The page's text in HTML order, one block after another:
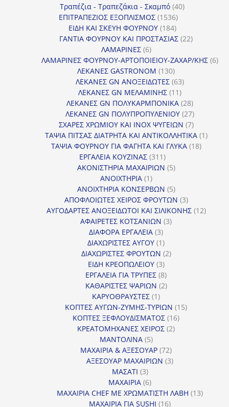
προϊόντα
Τραπέζια - Τραπεζάκια - Σκαμπό 4040
ΕΠΙΤΡΑΠΕΖΙΟΣ ΕΞΟΠΛΙΣΜΟΣ 15361536
προϊόντα
ΕΙΔΗ ΚΑΙ ΣΚΕΥΗ ΦΟΥΡΝΟΥ 184184
προϊόντα
ΓΑΝΤΙΑ ΦΟΥΡΝΟΥ ΚΑΙ ΠΡΟΣΤΑΣΙΑΣ 2222
ΛΑΜΑΡΙΝΕΣ 66
προϊόντα
ΛΑΜΑΡΙΝΕΣ ΦΟΥΡΝΟΥ-ΑΡΤΟΠΟΙΕΙΟΥ-ΖΑΧΑΡ/ΚΗΣ 66
ΛΕΚΑΝΕΣ GASTRONOM 130130
προϊόντα
ΛΕΚΑΝΕΣ GN ΑΝΟΞΕΙΔΩΤΕΣ 6363
ΛΕΚΑΝΕΣ GN ΜΕΛΑΜΙΝΗΣ 1111
προϊόντα
ΛΕΚΑΝΕΣ GN ΠΟΛΥΚΑΡΜΠΟΝΙΚΑ 2828
προϊόντα
ΛΕΚΑΝΕΣ GN ΠΟΛΥΠΡΟΠΥΛΕΝΙΟΥ 2727
προϊόντα
ΣΧΑΡΕΣ ΧΡΩΜΙΟΥ ΚΑΙ INOX ΨΥΓΕΙΩΝ 77
προϊόντα
ΤΑΨΙΑ ΠΙΤΣΑΣ ΔΙΑΤΡΗΤΑ ΚΑΙ ΑΝΤΙΚΟΛΛΗΤΙΚΑ 11
ΤΑΨΙΑ ΦΟΥΡΝΟΥ ΓΙΑ ΦΑΓΗΤΑ ΚΑΙ ΓΛΥΚΑ 1818
ΕΡΓΑΛΕΙΑ ΚΟΥΖΙΝΑΣ 311311
προϊόντα
ΑΚΟΝΙΣΤΗΡΙΑ ΜΑΧΑΙΡΙΩΝ 55
ΑΝΟΙΧΤΗΡΙΑ 11
προϊόν
ΑΝΟΙΧΤΗΡΙΑ ΚΟΝΣΕΡΒΩΝ 55
προϊόντα
ΑΠΟΦΛΟΙΩΤΕΣ ΧΕΙΡΟΣ ΦΡΟΥΤΩΝ 33
προϊόντα
ΑΥΓΟΔΑΡΤΕΣ ΑΝΟΞΕΙΔΩΤΟΙ ΚΑΙ ΣΙΛΙΚΟΝΗΣ 1212
ΑΦΑΙΡΕΤΕΣ ΚΟΤΣΑΝΙΩΝ 33
ΔΙΑΦΟΡΑ ΕΡΓΑΛΕΙΑ 33
προϊόντα
ΔΙΑΧΩΡΙΣΤΕΣ ΑΥΓΟΥ 11
προϊόν
ΔΙΑΧΩΡΙΣΤΕΣ ΦΡΟΥΤΩΝ 22
ΕΙΔΗ ΚΡΕΟΠΩΛΕΙΟΥ 33
προϊόντα
ΕΡΓΑΛΕΙΑ ΓΙΑ ΤΡΥΠΕΣ 88
προϊόντα
ΚΑΘΑΡΙΣΤΕΣ ΨΑΡΙΩΝ 22
ΚΑΡΥΟΘΡΑΥΣΤΕΣ 11
προϊόν
ΚΟΠΤΕΣ ΑΥΓΩΝ-ΖΥΜΗΣ-ΤΥΡΙΩΝ 1515
ΚΟΠΤΕΣ ΞΕΦΛΟΥΔΙΣΜΑΤΟΣ 1616
ΚΡΕΑΤΟΜΗΧΑΝΕΣ ΧΕΙΡΟΣ 22
ΜΑΝΤΟΛΙΝΑ 55
προϊόντα
ΜΑΧΑΙΡΙΑ & ΑΞΕΣΟΥΑΡ 7272
προϊόντα
ΑΞΕΣΟΥΑΡ ΜΑΧΑΙΡΙΩΝ 33
ΜΑΣΑΤΙ 33
προϊόντα
ΜΑΧΑΙΡΙΑ 66
προϊόντα
ΜΑΧΑΙΡΙΑ CHEF ΜΕ ΧΡΩΜΑΤΙΣΤΗ ΛΑΒΗ 1313
ΜΑΧΑΙΡΙΑ ΓΙΑ SUSHI 1616